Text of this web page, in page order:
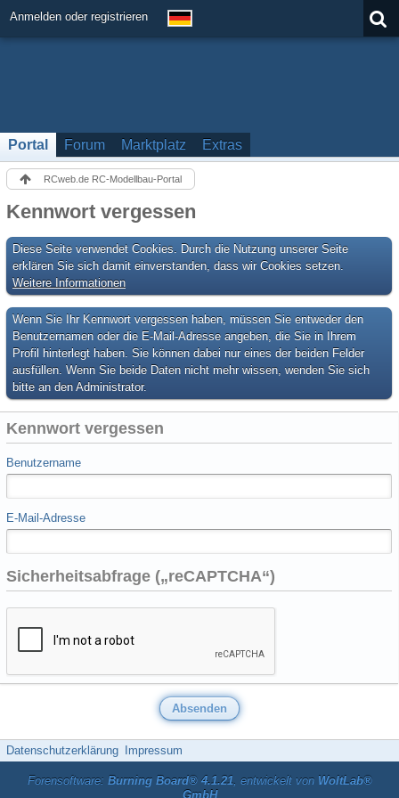
Anmelden oder registrieren
Portal Forum Marktplatz Extras
RCweb.de RC-Modellbau-Portal
Kennwort vergessen
Diese Seite verwendet Cookies. Durch die Nutzung unserer Seite
erklären Sie sich damit einverstanden, dass wir Cookies setzen.
Weitere Informationen
Wenn Sie Ihr Kennwort vergessen haben, müssen Sie entweder den
Benutzernamen oder die E-Mail-Adresse angeben, die Sie in Ihrem
Profil hinterlegt haben. Sie können dabei nur eines der beiden Felder
ausfüllen. Wenn Sie beide Daten nicht mehr wissen, wenden Sie sich
bitte an den Administrator.
Kennwort vergessen
Benutzername
E-Mail-Adresse
Sicherheitsabfrage („reCAPTCHA“)
Datenschutzerklärung Impressum
Forensoftware: Burning Board® 4.1.21, entwickelt von WoltLab®
GmbH